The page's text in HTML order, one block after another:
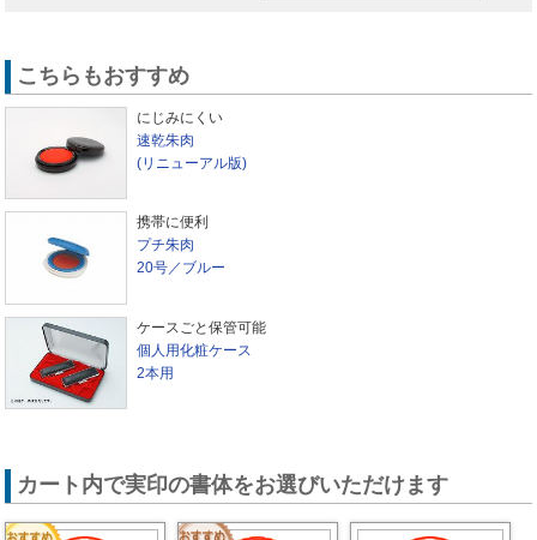
こちらもおすすめ
にじみにくい
速乾朱肉
(リニューアル版)
携帯に便利
プチ朱肉
20号／ブルー
ケースごと保管可能
個人用化粧ケース
2本用
カート内で実印の書体をお選びいただけます